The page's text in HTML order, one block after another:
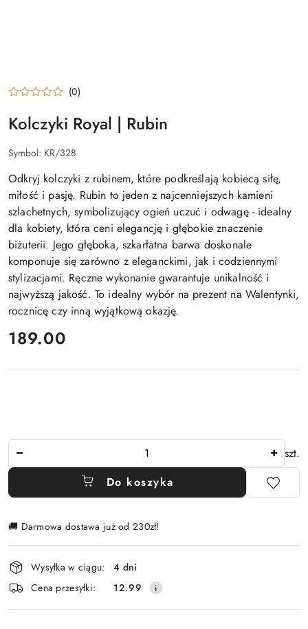
(0)
Kolczyki Royal | Rubin
Symbol: KR/328
Odkryj kolczyki z rubinem, które podkreślają kobiecą siłę,
miłość i pasję. Rubin to jeden z najcenniejszych kamieni
szlachetnych, symbolizujący ogień uczuć i odwagę - idealny
dla kobiety, która ceni elegancję i głębokie znaczenie
biżuterii. Jego głęboka, szkarłatna barwa doskonale
komponuje się zarówno z eleganckimi, jak i codziennymi
stylizacjami. Ręczne wykonanie gwarantuje unikalność i
najwyższą jakość. To idealny wybór na prezent na Walentynki,
rocznicę czy inną wyjątkową okazję.
cena:
189.00
szt.
Do koszyka
🚚 Darmowa dostawa już od 230zł!
Dostępność
i
dostawa
Wysyłka w ciągu:
4 dni
Cena przesyłki:
12.99